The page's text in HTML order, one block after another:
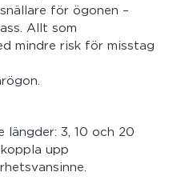
för ögonen –
Allt som
mindre risk för misstag
längder: 3, 10 och 20
upp